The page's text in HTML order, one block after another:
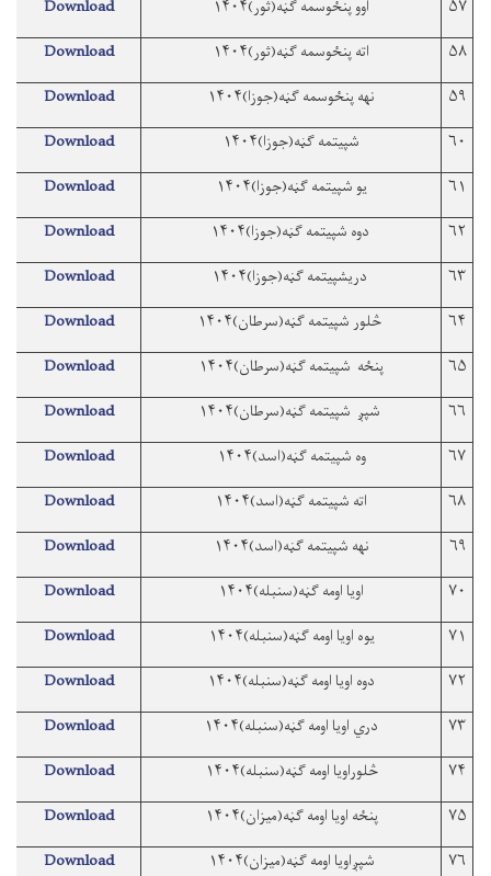
۵۷ اوو پنځوسمه ګڼه(ثور)۱۴۰۴
Download
۵۸
اته پنځوسمه ګڼه(ثور)۱۴۰۴
Download
۵۹
نهه پنځوسمه ګڼه(جوزا)۱۴۰۴
Download
۶۰
شپیتمه ګڼه(جوزا)۱۴۰۴
Download
۶۱
یو شپیتمه ګڼه(جوزا)۱۴۰۴
Download
۶۲
دوه شپیتمه ګڼه(جوزا)۱۴۰۴
Download
۶۳
دريشپیتمه ګڼه(جوزا)۱۴۰۴
Download
۶۴
څلور شپیتمه ګڼه(سرطان)۱۴۰۴
Download
۶۵
پنځه شپیتمه ګڼه(سرطان)۱۴۰۴
Download
۶۶
شپږ شپیتمه ګڼه(سرطان)۱۴۰۴
Download
۶۷
وه شپیتمه ګڼه(اسد)۱۴۰۴
Download
۶۸
اته شپیتمه ګڼه(اسد)۱۴۰۴
Download
۶۹
نهه شپیتمه ګڼه(اسد)۱۴۰۴
Download
۷۰
اویا اومه ګڼه(سنبله)۱۴۰۴
Download
۷۱
یوه اویا اومه ګڼه(سنبله)۱۴۰۴
Download
۷۲
دوه اویا اومه ګڼه(سنبله)۱۴۰۴
Download
۷۳
دري اویا اومه ګڼه(سنبله)۱۴۰۴
Download
۷۴
څلوراویا اومه ګڼه(سنبله)۱۴۰۴
Download
۷۵
پنځه اویا اومه ګڼه(میزان)۱۴۰۴
Download
۷۶
شپږاویا اومه ګڼه(میزان)۱۴۰۴
Download